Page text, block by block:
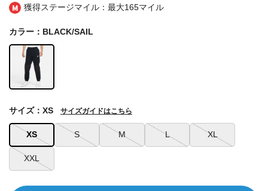
獲得ステージマイル：最大165マイル
カラー：BLACK/SAIL
XS S M L XL
XXL
サイズ：XS サイズガイドはこちら